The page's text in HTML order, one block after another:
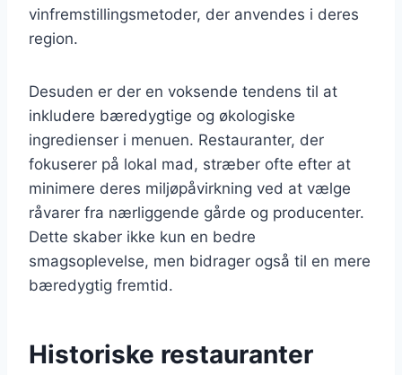
vinfremstillingsmetoder, der anvendes i deres
region.
Desuden er der en voksende tendens til at
inkludere bæredygtige og økologiske
ingredienser i menuen. Restauranter, der
fokuserer på lokal mad, stræber ofte efter at
minimere deres miljøpåvirkning ved at vælge
råvarer fra nærliggende gårde og producenter.
Dette skaber ikke kun en bedre
smagsoplevelse, men bidrager også til en mere
bæredygtig fremtid.
Historiske restauranter